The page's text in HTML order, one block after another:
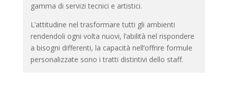
gamma di servizi tecnici e artistici.
L’attitudine nel trasformare tutti gli ambienti
rendendoli ogni volta nuovi, l’abilità nel rispondere
a bisogni differenti, la capacità nell’offrire formule
personalizzate sono i tratti distintivi dello staff.